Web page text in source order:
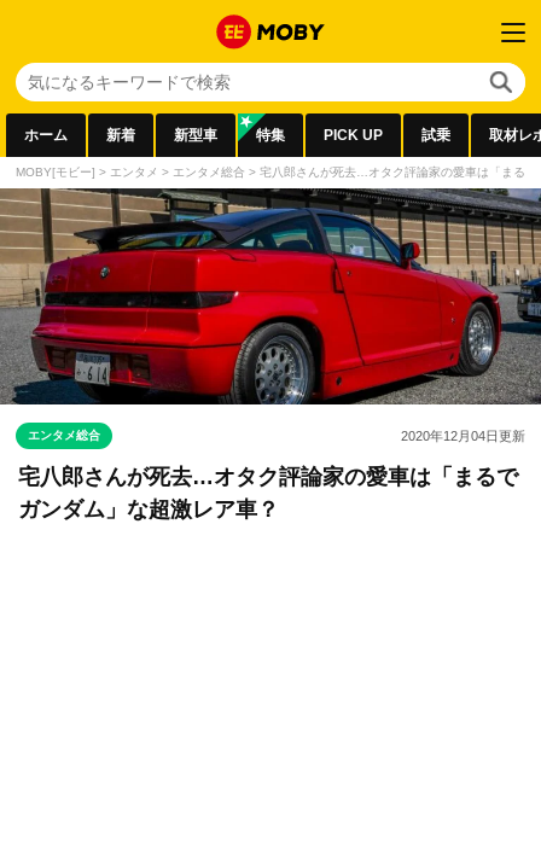
ホーム 新着 新型車 特集 PICK UP 試乗 取材レ
MOBY[モビー] > エンタメ > エンタメ総合 > 宅八郎さんが死去…オタク評論家の愛車は「まるで
エンタメ総合 2020年12月04日更新
宅八郎さんが死去…オタク評論家の愛車は「まるで
ガンダム」な超激レア車？